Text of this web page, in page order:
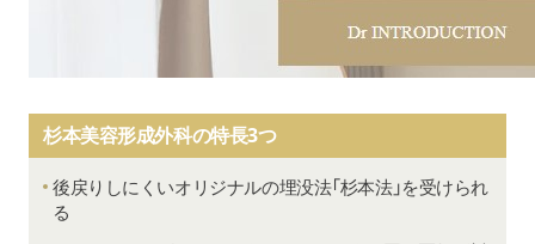
杉本美容形成外科の特長3つ
後戻りしにくいオリジナルの埋没法「杉本法」を受けられ
る